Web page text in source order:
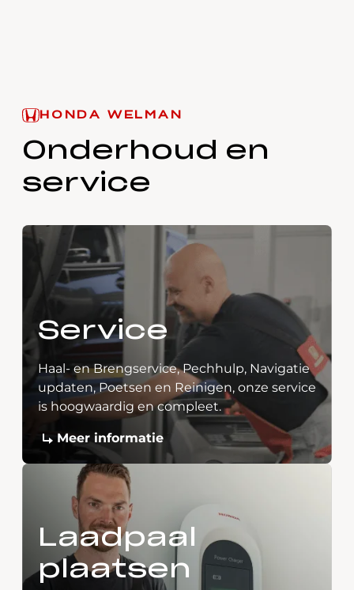
HONDA WELMAN
Onderhoud en
service
Service
Haal- en Brengservice, Pechhulp, Navigatie
updaten, Poetsen en Reinigen, onze service
is hoogwaardig en compleet.
Meer informatie
Laadpaal
plaatsen